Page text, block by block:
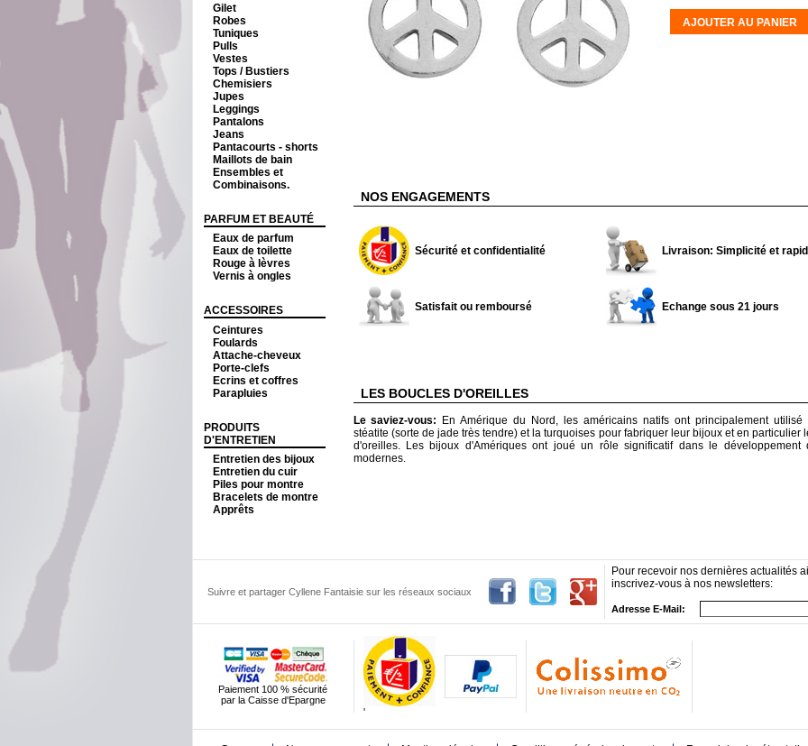
Gilet
Robes
Tuniques
Pulls
Vestes
Tops / Bustiers
Chemisiers
Jupes
Leggings
Pantalons
Jeans
Pantacourts - shorts
Maillots de bain
Ensembles et
Combinaisons.
PARFUM ET BEAUTÉ
Eaux de parfum
Eaux de toilette
Rouge à lèvres
Vernis à ongles
ACCESSOIRES
Ceintures
Foulards
Attache-cheveux
Porte-clefs
Ecrins et coffres
Parapluies
PRODUITS
D'ENTRETIEN
Entretien des bijoux
Entretien du cuir
Piles pour montre
Bracelets de montre
Apprêts
AJOUTER AU PANIER
NOS ENGAGEMENTS
Sécurité et confidentialité Livraison: Simplicité et
Satisfait ou remboursé Echange sous 21 jours
LES BOUCLES D'OREILLES
Le saviez-vous:
En Amérique du Nord, les américains natifs ont principalement
stéatite (sorte de jade très tendre) et la turquoises pour fabriquer leur bijoux et en particulier
d'oreilles. Les bijoux d'Amériques ont joué un rôle significatif dans le développement
modernes.
Suivre et partager Cyllene Fantaisie sur les réseaux sociaux
Pour recevoir nos dernières actualités
inscrivez-vous à nos newsletters:
Adresse E-Mail:
Paiement 100 % sécurité
par la Caisse d'Epargne
'